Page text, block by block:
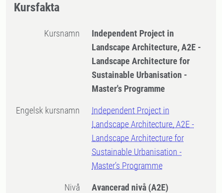
Kursfakta
Kursnamn
Independent Project in
Landscape Architecture, A2E -
Landscape Architecture for
Sustainable Urbanisation -
Master's Programme
Engelsk kursnamn
Independent Project in
Landscape Architecture, A2E -
Landscape Architecture for
Sustainable Urbanisation -
Master’s Programme
Nivå Avancerad nivå (A2E)